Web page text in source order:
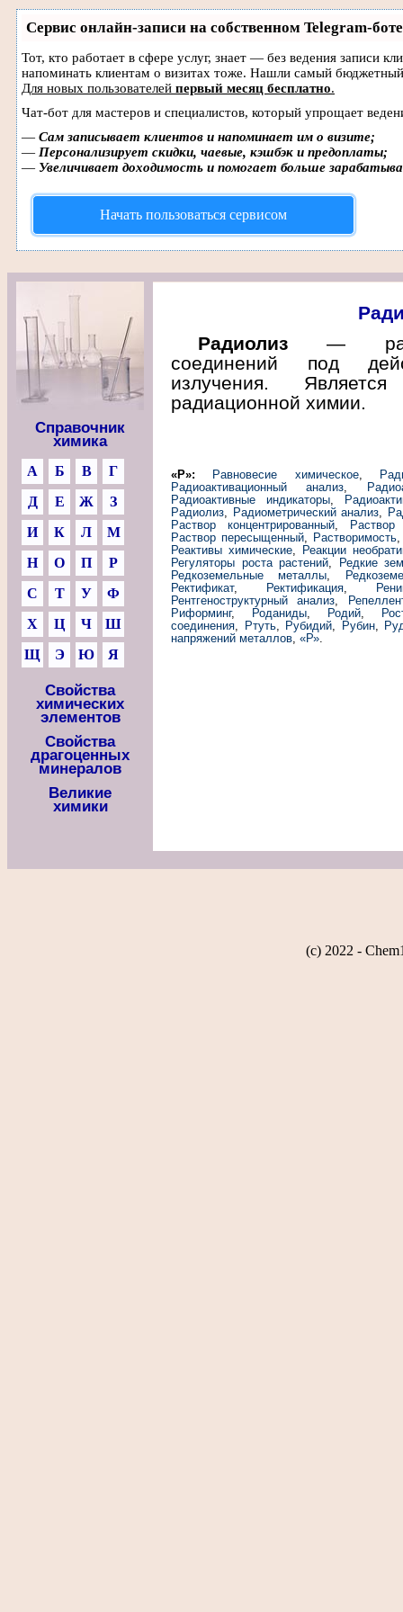
Сервис онлайн-записи на собственном Telegram-боте
Тот, кто работает в сфере услуг, знает — без ведения записи
напоминать клиентам о визитах тоже. Нашли самый
Для новых пользователей первый месяц бесплатно.
Чат-бот для мастеров и специалистов, который упрощает
— Сам записывает клиентов и напоминает им о визите;
— Персонализирует скидки, чаевые, кэшбэк и предоплаты;
— Увеличивает доходимость и помогает больше
Начать пользоваться сервисом
Справочник
химика
А Б В
Г
Д
Е Ж
З
И
К Л
М
Н
О П
Р
С
Т У
Ф
Х
Ц Ч
Ш
Щ
Э Ю Я
Свойства
химических
элементов
Свойства
драгоценных
минералов
Великие
химики
Радиолиз —
соединений под
излучения.
радиационной химии.
«Р»: Равновесие химическое,
Радиоактивационный анализ,
Радиоактивные индикаторы,
Радиолиз, Радиометрический анализ,
Раствор концентрированный,
Раствор пересыщенный, Растворимость
Реактивы химические,
Реакции
Регуляторы роста растений,
Редкие
Редкоземельные металлы,
Ректификат, Ректификация,
Рентгеноструктурный анализ,
Риформинг, Роданиды, Родий,
соединения, Ртуть, Рубидий, Рубин,
напряжений металлов, «Р».
(c) 2022 -